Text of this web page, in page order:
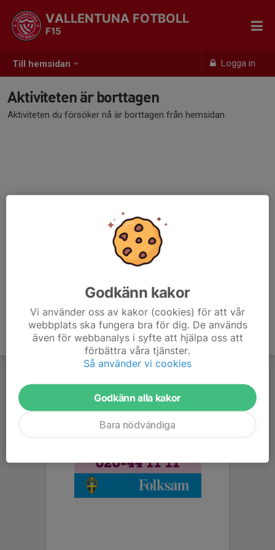
Till hemsidan Logga in
VALLENTUNA FOTBOLL
F15
Aktiviteten är borttagen
Aktiviteten du försöker nå är borttagen från hemsidan.
Godkänn kakor
Vi använder oss av kakor (cookies) för att vår
webbplats ska fungera bra för dig. De används
även för webbanalys i syfte att hjälpa oss att
förbättra våra tjänster.
Så använder vi cookies
Godkänn alla kakor
Bara nödvändiga